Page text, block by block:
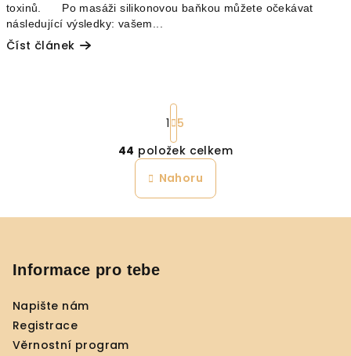
toxinů. Po masáži silikonovou baňkou můžete očekávat
následující výsledky: vašem...
Číst článek
O
v
l
S
t
r
á
n
k
o
v
1 5
44 položek celkem
Nahoru
Informace pro tebe
Napište nám
Registrace
Věrnostní program